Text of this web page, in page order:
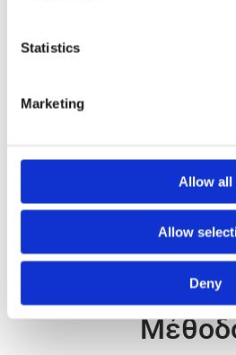
Statistics
Marketing
Allow all
Allow
Deny
1 κουταλιά λάδι καρύδας
¼ κουταλάκι τζίντζερ σε σκόνη
1 κουταλάκι σησαμέλαιο
1 φλιτζάνι ζωμό λαχανικών
κουταλάκι Σκόνη Λαχανικών
μια πρέζα νιφάδες τσίλι
Φρέσκα φύλλα κόλιανδρου